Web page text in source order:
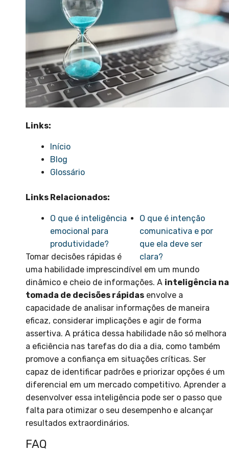
Links:
Início
Blog
Glossário
Links Relacionados:
O que é inteligência
emocional para
produtividade?
O que é intenção
comunicativa e por
que ela deve ser
clara?
Tomar decisões rápidas é
uma habilidade imprescindível em um mundo
dinâmico e cheio de informações. A inteligência na
tomada de decisões rápidas envolve a
capacidade de analisar informações de maneira
eficaz, considerar implicações e agir de forma
assertiva. A prática dessa habilidade não só melhora
a eficiência nas tarefas do dia a dia, como também
promove a confiança em situações críticas. Ser
capaz de identificar padrões e priorizar opções é um
diferencial em um mercado competitivo. Aprender a
desenvolver essa inteligência pode ser o passo que
falta para otimizar o seu desempenho e alcançar
resultados extraordinários.
FAQ